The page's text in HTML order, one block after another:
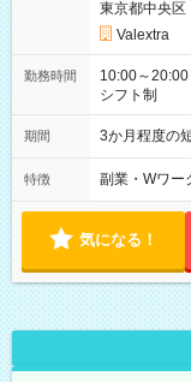
東京都中央
Valextra
勤務時間
10:00～20:00 実働7.5時間／休憩1.5時間 営業時間に合わせた
シフト制
期間 3か月程度の
特徴 副業・Wワー
気になる！